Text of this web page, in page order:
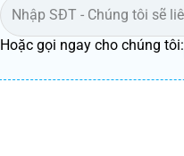
Hoặc gọi ngay cho chúng tôi: